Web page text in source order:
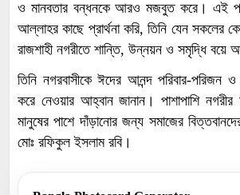
ও মানবতার বন্ধনকে আরও মজবুত করে। এই
আল্লাহর কাছে প্রার্থনা করি, তিনি যেন সকলের
রাজশাহী নগরীতে শান্তি, উন্নয়ন ও সমৃদ্ধি বয়ে
তিনি নগরবাসীকে ঈদের আনন্দ পরিবার-পরিজন ও
করে নেওয়ার আহ্বান জানান। পাশাপাশি নগরীর
মানুষের পাশে দাঁড়ানোর জন্য সমাজের
মোঃ রফিকুল ইসলাম রবি।